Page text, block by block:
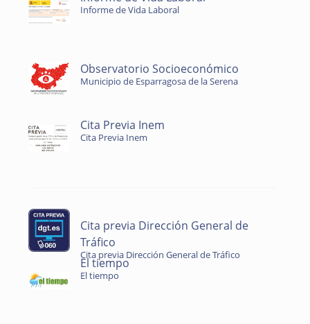
Informe de Vida Laboral
Observatorio Socioeconómico
Municipio de Esparragosa de la Serena
Cita Previa Inem
Cita Previa Inem
Cita previa Dirección General de
Tráfico
Cita previa Dirección General de Tráfico
El tiempo
El tiempo